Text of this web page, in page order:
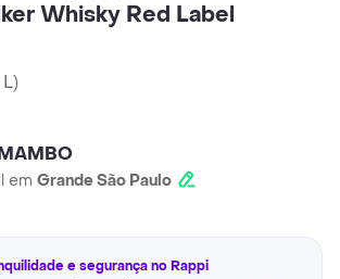
Whisky Red Label
L)
em Grande São Paulo
e segurança no Rappi